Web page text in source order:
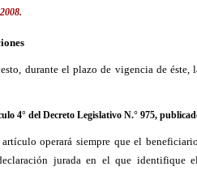
durante el plazo de vigencia de
4° del Decreto Legislativo N.° 975,
operará siempre que el
jurada en el que identifique